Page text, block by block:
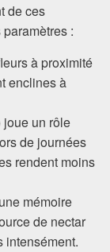
de ces
:
à proximité
enclines à
joue un rôle
de journées
rendent moins
mémoire
de nectar
intensément.